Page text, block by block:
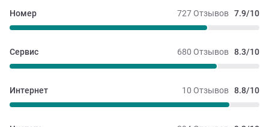
727 Отзывов 7.9/10
Номер
680 Отзывов 8.3/10
Сервис
10 Отзывов 8.8/10
Интернет